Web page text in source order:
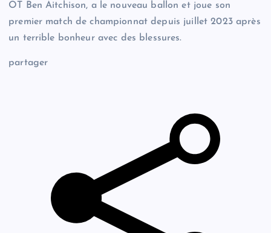
OT Ben Aitchison, a le nouveau ballon et joue son
premier match de championnat depuis juillet 2023 après
un terrible bonheur avec des blessures.
partager